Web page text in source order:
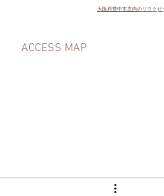
大阪府豊中市庄内のリラクゼ
ご予
ACCESS MAP